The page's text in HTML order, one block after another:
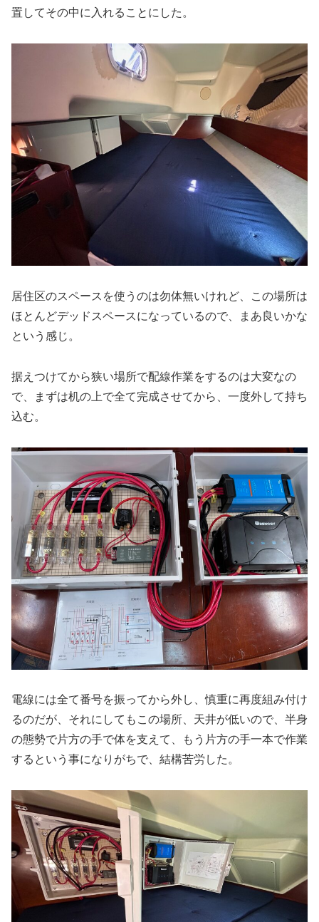
置してその中に入れることにした。
居住区のスペースを使うのは勿体無いけれど、この場所は
ほとんどデッドスペースになっているので、まあ良いかな
という感じ。
据えつけてから狭い場所で配線作業をするのは大変なの
で、まずは机の上で全て完成させてから、一度外して持ち
込む。
電線には全て番号を振ってから外し、慎重に再度組み付け
るのだが、それにしてもこの場所、天井が低いので、半身
の態勢で片方の手で体を支えて、もう片方の手一本で作業
するという事になりがちで、結構苦労した。